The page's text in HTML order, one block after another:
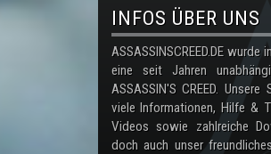
INFOS ÜBER UNS
ASSASSINSCREED.DE
eine seit Jahren
ASSASSIN'S CREED.
viele Informationen, Hilfe &
Videos sowie zahlreiche
doch auch unser